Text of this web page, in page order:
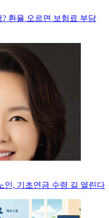
환율 오르면 보험료 부담
인, 기초연금 수령 길 열린다